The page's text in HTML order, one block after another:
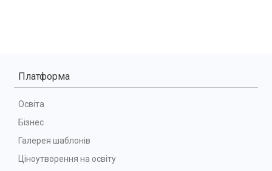
Платформа
Освіта
Бізнес
Галерея шаблонів
Ціноутворення на освіту